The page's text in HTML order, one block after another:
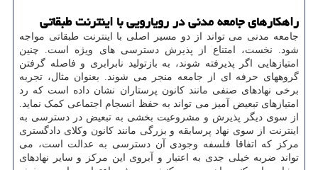
راهکارهای جامعه مدنی در رویارویی با اینترنت طبقاتی
جامعه مدنی می تواند از دو مسیر اصلی با اینترنت طبقاتی مواجه
شود. نخست، امتناع از پذیرش دسترسی های ویژه است. چنین
امتیازهایی اگر پذیرفته شوند، به بازتولید نابرابری و فاصله گرفتن
گروههای حرفه ای از جامعه منجر می شوند. بعنوان مثال، تجربه
برخی نهادهای صنفی مانند کانون پرستاران نشان داده است که رد
امتیازهای تبعیض آمیز می تواند به حفظ انسجام اجتماعی کمک نماید.
از سوی دیگر پذیرش و مشروعیت بخشی به تبعیض در دسترسی به
اینترنت از سوی نهاد پرسابقه و بزرگی مانند کانون وکلای دادگستری
مرکز که اتفاقا فلسفه وجودی آن دسترسی به عدالت است، می
تواند ضربه خیلی جدی به اعتبار و آبروی این مرکز و سایر نهادهای